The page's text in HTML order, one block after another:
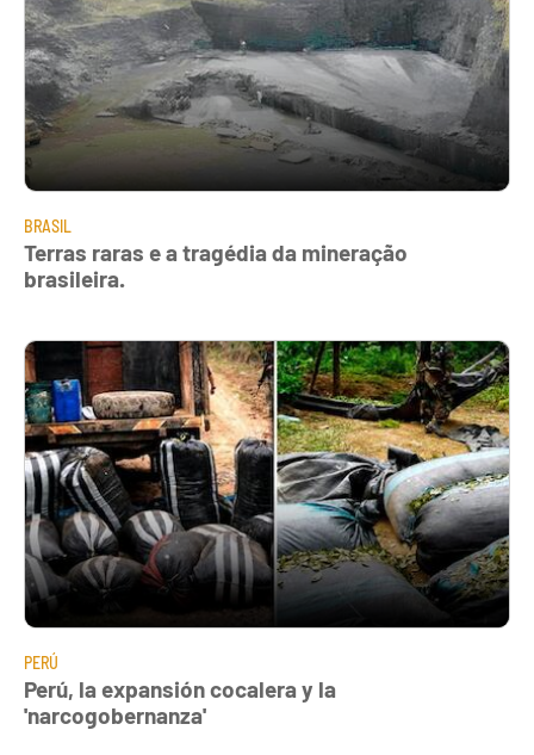
BRASIL
Terras raras e a tragédia da mineração
brasileira.
PERÚ
Perú, la expansión cocalera y la
'narcogobernanza'